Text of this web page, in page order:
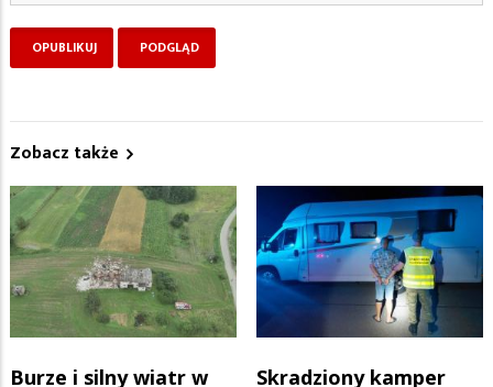
Zobacz także
Burze i silny wiatr w
Skradziony kamper